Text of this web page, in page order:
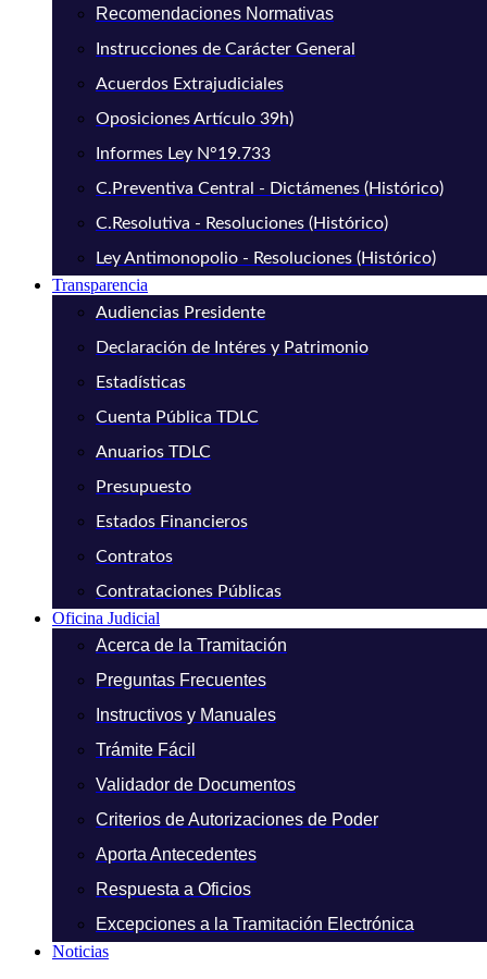
Recomendaciones Normativas
Instrucciones de Carácter General
Acuerdos Extrajudiciales
Oposiciones Artículo 39h)
Informes Ley N°19.733
C.Preventiva Central - Dictámenes (Histórico)
C.Resolutiva - Resoluciones (Histórico)
Ley Antimonopolio - Resoluciones (Histórico)
Transparencia
Audiencias Presidente
Declaración de Intéres y Patrimonio
Estadísticas
Cuenta Pública TDLC
Anuarios TDLC
Presupuesto
Estados Financieros
Contratos
Contrataciones Públicas
Oficina Judicial
Acerca de la Tramitación
Preguntas Frecuentes
Instructivos y Manuales
Trámite Fácil
Validador de Documentos
Criterios de Autorizaciones de Poder
Aporta Antecedentes
Respuesta a Oficios
Excepciones a la Tramitación Electrónica
Noticias